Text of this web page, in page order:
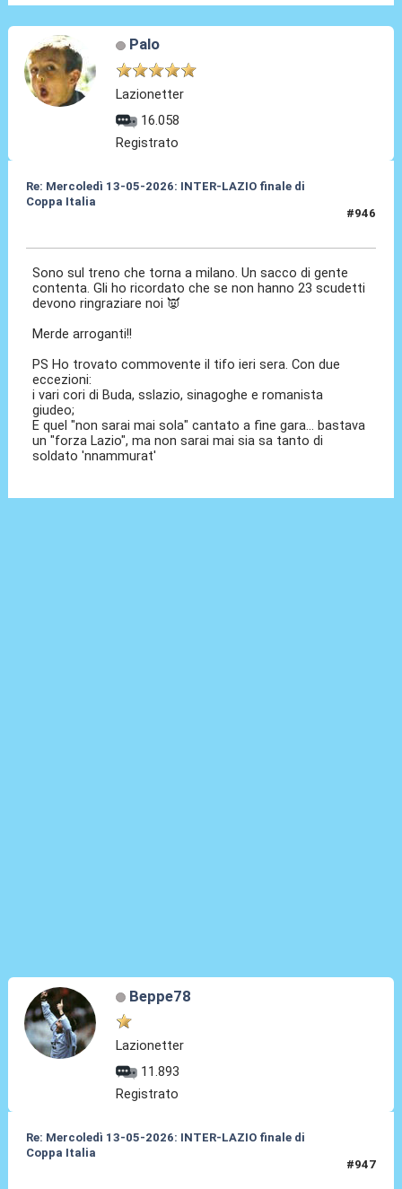
Palo
Lazionetter
16.058
Registrato
Re: Mercoledì 13-05-2026: INTER-LAZIO finale di
Coppa Italia
#946
Sono sul treno che torna a milano. Un sacco di gente
contenta. Gli ho ricordato che se non hanno 23 scudetti
devono ringraziare noi 👿
Merde arroganti!!
PS Ho trovato commovente il tifo ieri sera. Con due
eccezioni:
i vari cori di Buda, sslazio, sinagoghe e romanista
giudeo;
E quel "non sarai mai sola" cantato a fine gara... bastava
un "forza Lazio", ma non sarai mai sia sa tanto di
soldato 'nnammurat'
Beppe78
Lazionetter
11.893
Registrato
Re: Mercoledì 13-05-2026: INTER-LAZIO finale di
Coppa Italia
#947